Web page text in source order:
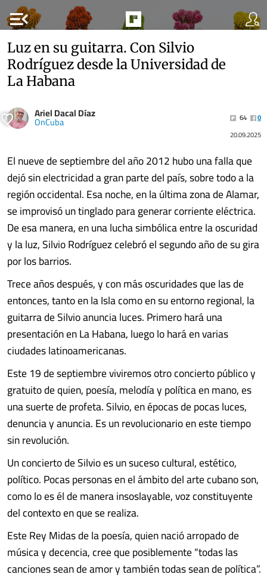
menu_open
Luz en su guitarra. Con Silvio
Rodríguez desde la Universidad de
La Habana
Ariel Dacal Díaz
OnCuba 64
0
20.09.2025
El nueve de septiembre del año 2012 hubo una falla que
dejó sin electricidad a gran parte del país, sobre todo a la
región occidental. Esa noche, en la última zona de Alamar,
se improvisó un tinglado para generar corriente eléctrica.
De esa manera, en una lucha simbólica entre la oscuridad
y la luz, Silvio Rodríguez celebró el segundo año de su gira
por los barrios.
Trece años después, y con más oscuridades que las de
entonces, tanto en la Isla como en su entorno regional, la
guitarra de Silvio anuncia luces. Primero hará una
presentación en La Habana, luego lo hará en varias
ciudades latinoamericanas.
Este 19 de septiembre viviremos otro concierto público y
gratuito de quien, poesía, melodía y política en mano, es
una suerte de profeta. Silvio, en épocas de pocas luces,
denuncia y anuncia. Es un revolucionario en este tiempo
sin revolución.
Un concierto de Silvio es un suceso cultural, estético,
político. Pocas personas en el ámbito del arte cubano son,
como lo es él de manera insoslayable, voz constituyente
del contexto en que se realiza.
Este Rey Midas de la poesía, quien nació arropado de
música y decencia, cree que posiblemente “todas las
canciones sean de amor y también todas sean de política”.